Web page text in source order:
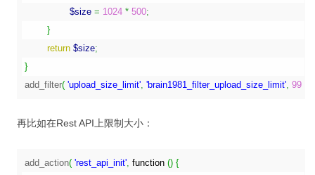
$size = 1024 * 500;
}
return $size;
}
add_filter( 'upload_size_limit', 'brain1981_filter_upload_size_limit', 99
再比如在Rest API上限制大小：
add_action( 'rest_api_init', function () {